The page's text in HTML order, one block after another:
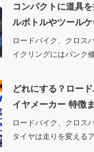
コンパクトに道具
ルボトルやツール
ロードバイク、クロス
イクリングにはパンク
どれにする？ロー
イヤメーカー 特徴
ロードバイク、クロス
タイヤは走りを変える